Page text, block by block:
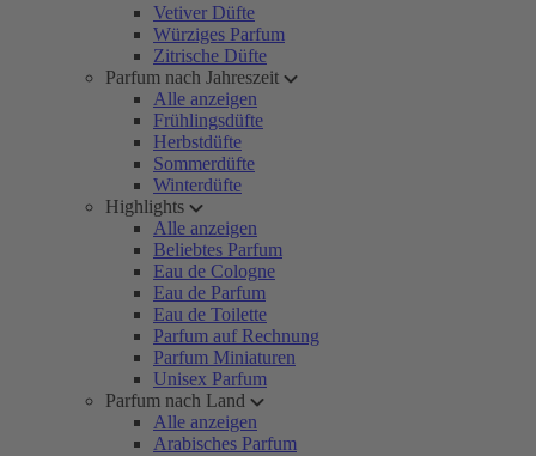
Vetiver Düfte
Würziges Parfum
Zitrische Düfte
Parfum nach Jahreszeit
Alle anzeigen
Frühlingsdüfte
Herbstdüfte
Sommerdüfte
Winterdüfte
Highlights
Alle anzeigen
Beliebtes Parfum
Eau de Cologne
Eau de Parfum
Eau de Toilette
Parfum auf Rechnung
Parfum Miniaturen
Unisex Parfum
Parfum nach Land
Alle anzeigen
Arabisches Parfum